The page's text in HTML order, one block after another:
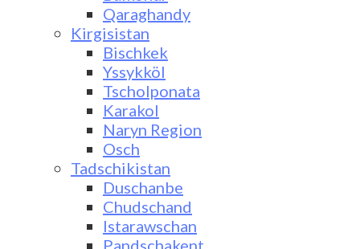
Qaraghandy
Kirgisistan
Bischkek
Yssykköl
Tscholponata
Karakol
Naryn Region
Osch
Tadschikistan
Duschanbe
Chudschand
Istarawschan
Pandschakent